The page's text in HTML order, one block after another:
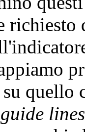
richiesto
quello
guide lines